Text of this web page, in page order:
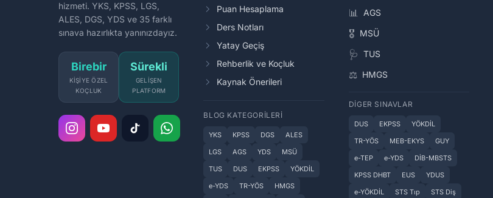
hizmeti. YKS, KPSS, LGS,
ALES, DGS, YDS ve 35 farklı
sınava hazırlıkta yanınızdayız.
Birebir
KIŞIYE ÖZEL
KOÇLUK
Sürekli
GELIŞEN
PLATFORM
Puan Hesaplama
Ders Notları
Yatay Geçiş
Rehberlik ve Koçluk
Kaynak Önerileri
BLOG KATEGORILERI
YKS KPSS DGS
ALES
LGS
AGS YDS
MSÜ
TUS
DUS EKPSS
YÖKDİL
e-YDS
TR-YÖS
HMGS
📊 AGS
🎖️ MSÜ
🩺 TUS
⚖️ HMGS
DIGER SINAVLAR
DUS EKPSS
YÖKDİL
TR-YÖS
MEB-EKYS
GUY
e-TEP
e-YDS
DİB-MBSTS
KPSS DHBT
EUS
YDUS
e-YÖKDİL
STS Tıp
STS Diş